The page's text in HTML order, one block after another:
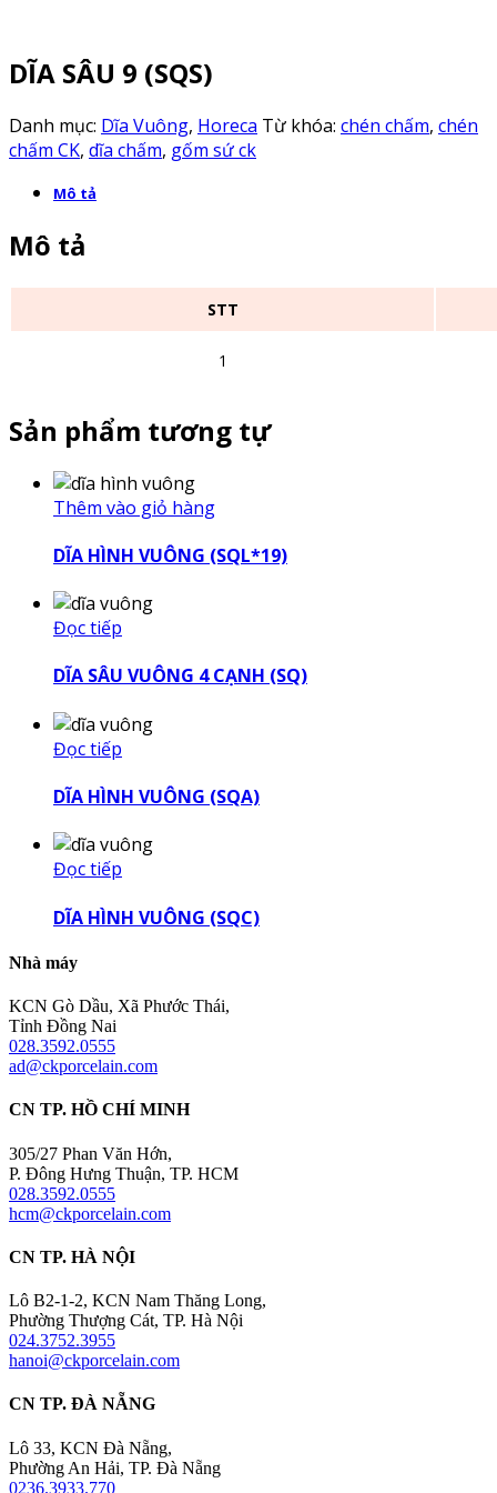
DĨA SÂU 9 (SQS)
Danh mục: Dĩa Vuông, Horeca Từ khóa: chén chấm, chén
chấm CK, dĩa chấm, gốm sứ ck
Mô tả
Mô tả
STT
1
Sản phẩm tương tự
Thêm vào giỏ hàng
DĨA HÌNH VUÔNG (SQL*19)
Đọc tiếp
DĨA SÂU VUÔNG 4 CẠNH (SQ)
Đọc tiếp
DĨA HÌNH VUÔNG (SQA)
Đọc tiếp
DĨA HÌNH VUÔNG (SQC)
Nhà máy
KCN Gò Dầu, Xã Phước Thái,
Tỉnh Đồng Nai
028.3592.0555
ad@ckporcelain.com
CN TP. HỒ CHÍ MINH
305/27 Phan Văn Hớn,
P. Đông Hưng Thuận, TP. HCM
028.3592.0555
hcm@ckporcelain.com
CN TP. HÀ NỘI
Lô B2-1-2, KCN Nam Thăng Long,
Phường Thượng Cát, TP. Hà Nội
024.3752.3955
hanoi@ckporcelain.com
CN TP. ĐÀ NẴNG
Lô 33, KCN Đà Nẵng,
Phường An Hải, TP. Đà Nẵng
0236.3933.770